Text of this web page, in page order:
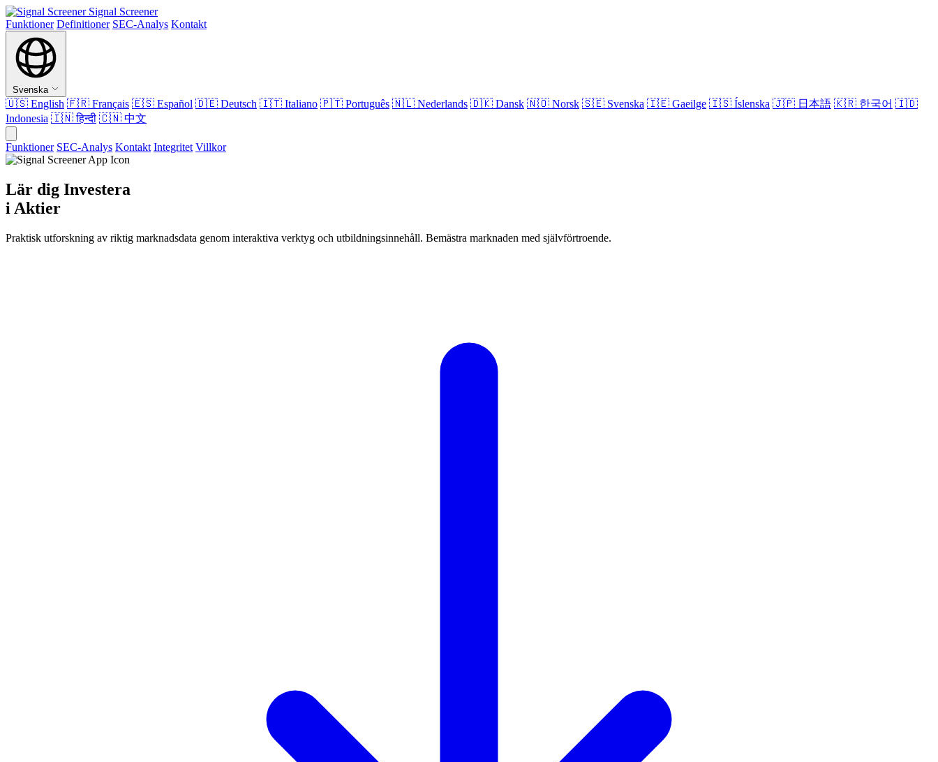
Signal Screener
Funktioner Definitioner SEC-Analys Kontakt
Svenska
🇺🇸 English 🇫🇷 Français 🇪🇸 Español 🇩🇪 Deutsch 🇮🇹 Italiano 🇵🇹 Português 🇳🇱 Nederlands 🇩🇰 Dansk 🇳🇴 Norsk 🇸🇪 Svenska 🇮🇪 Gaeilge 🇮🇸 Íslenska 🇯🇵 日本語 🇰🇷 한국어 🇮🇩
Indonesia 🇮🇳हिन्दी 🇨🇳 中文
Funktioner SEC-Analys Kontakt Integritet Villkor
Lär dig Investera
i Aktier
Praktisk utforskning av riktig marknadsdata genom interaktiva verktyg och utbildningsinnehåll. Bemästra marknaden med självförtroende.